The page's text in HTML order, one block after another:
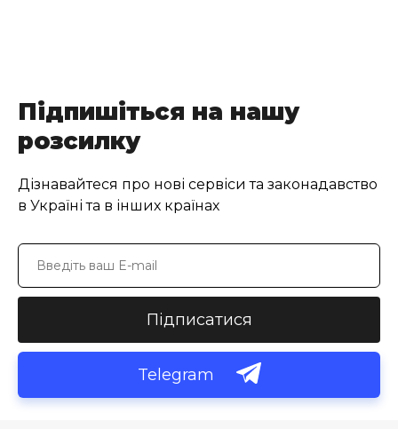
Підпишіться на нашу
розсилку
Дізнавайтеся про нові сервіси та законадавство
в Україні та в інших країнах
Підписатися
Telegram